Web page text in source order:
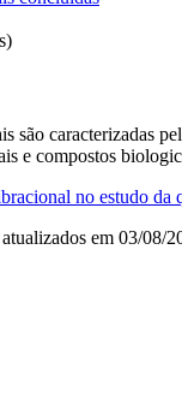
são caracterizadas
e compostos
no estudo da
em 03/08/